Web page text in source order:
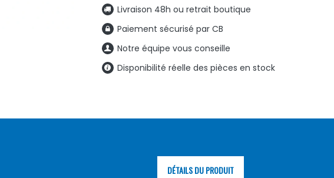
Livraison 48h ou retrait boutique
Paiement sécurisé par CB
Notre équipe vous conseille
Disponibilité réelle des pièces en stock
DÉTAILS DU PRODUIT